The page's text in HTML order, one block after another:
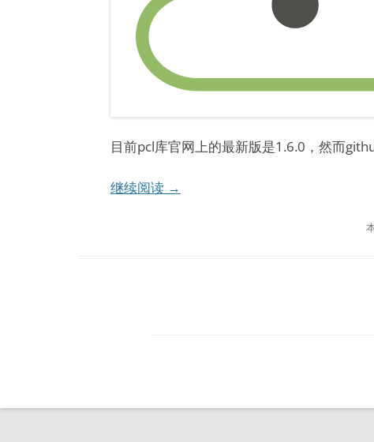
目前pcl库官网上的最新版是1.6.0，然而
继续阅读 →